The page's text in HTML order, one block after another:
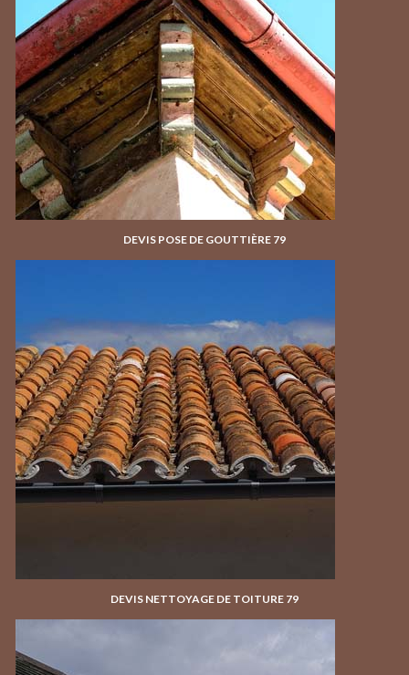
DEVIS POSE DE GOUTTIÈRE 79
DEVIS NETTOYAGE DE TOITURE 79